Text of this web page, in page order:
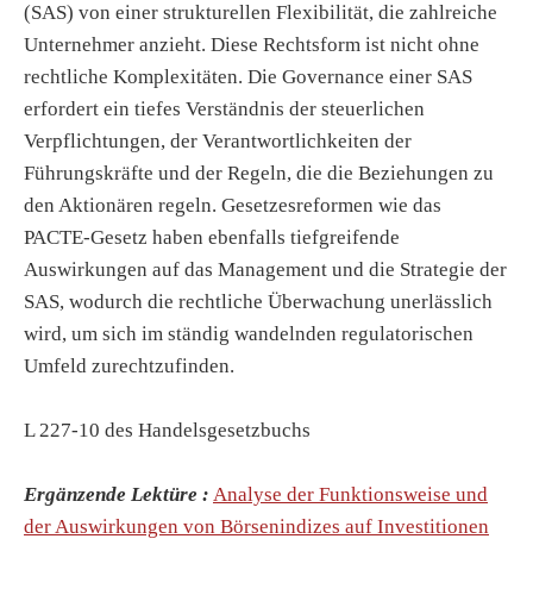
(SAS) von einer strukturellen Flexibilität, die zahlreiche
Unternehmer anzieht. Diese Rechtsform ist nicht ohne
rechtliche Komplexitäten. Die Governance einer SAS
erfordert ein tiefes Verständnis der steuerlichen
Verpflichtungen, der Verantwortlichkeiten der
Führungskräfte und der Regeln, die die Beziehungen zu
den Aktionären regeln. Gesetzesreformen wie das
PACTE-Gesetz haben ebenfalls tiefgreifende
Auswirkungen auf das Management und die Strategie der
SAS, wodurch die rechtliche Überwachung unerlässlich
wird, um sich im ständig wandelnden regulatorischen
Umfeld zurechtzufinden.
L 227-10 des Handelsgesetzbuchs
Ergänzende Lektüre : Analyse der Funktionsweise und
der Auswirkungen von Börsenindizes auf Investitionen